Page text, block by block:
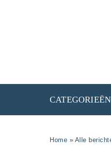
CATEGORIEËN
Home » Alle